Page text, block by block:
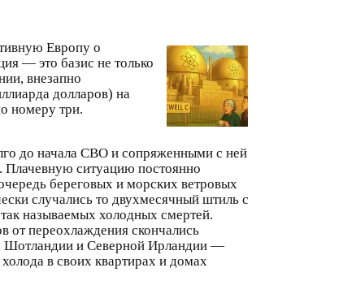
Европу о
— это базис не только
внезапно
долларов) на
номеру три.
до начала СВО и сопряженными с ней
Плачевную ситуацию постоянно
береговых и морских ветровых
случались то двухмесячный штиль с
называемых холодных смертей.
от переохлаждения скончались
Шотландии и Северной Ирландии —
в своих квартирах и домах